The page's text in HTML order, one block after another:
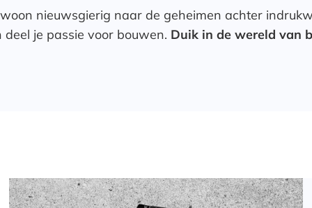
nieuwsgierig naar de geheimen achter
deel je passie voor bouwen. Duik in de wereld van